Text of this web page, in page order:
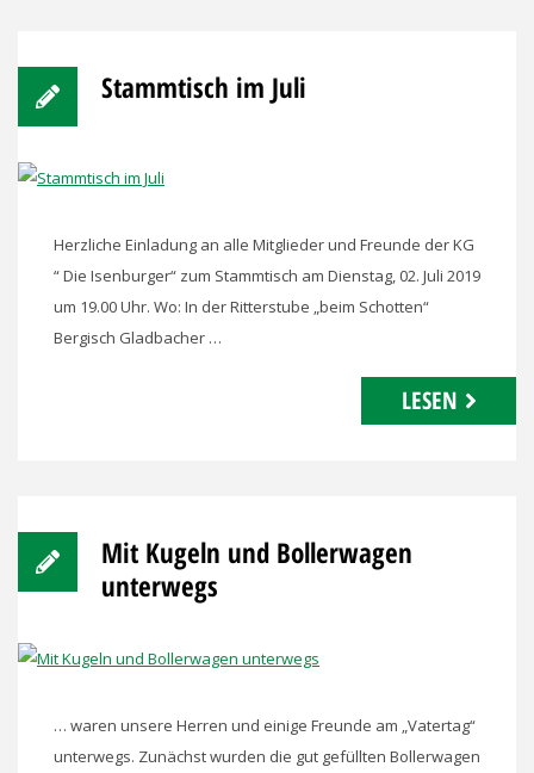
Stammtisch im Juli
Herzliche Einladung an alle Mitglieder und Freunde der KG
“ Die Isenburger“ zum Stammtisch am Dienstag, 02. Juli 2019
um 19.00 Uhr. Wo: In der Ritterstube „beim Schotten“
Bergisch Gladbacher …
LESEN
Mit Kugeln und Bollerwagen
unterwegs
… waren unsere Herren und einige Freunde am „Vatertag“
unterwegs. Zunächst wurden die gut gefüllten Bollerwagen